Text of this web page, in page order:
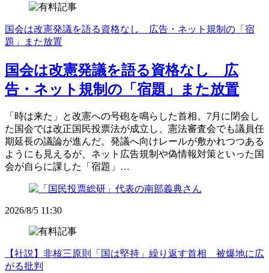
国会は改憲発議を語る資格なし 広告・ネット規制の「宿
題」また放置
国会は改憲発議を語る資格なし 広
告・ネット規制の「宿題」また放置
「時は来た」と改憲への号砲を鳴らした首相。7月に閉会し
た国会では改正国民投票法が成立し、憲法審査会でも議員任
期延長の議論が進んだ。発議へ向けレールが敷かれつつある
ようにも見えるが、ネット広告規制や偽情報対策といった国
会が自らに課した「宿題」…
2026/8/5 11:30
【社説】非核三原則「国は堅持」繰り返す首相 被爆地に広
がる批判